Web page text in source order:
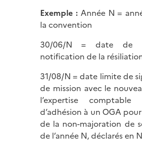
Exemple :Année N =
la convention
30/06/N = date de
notification de la
31/08/N = date limite de
de mission avec le
l’expertise
d’adhésion à un OGA
de la non-majoration de
de l’année N, déclarés en